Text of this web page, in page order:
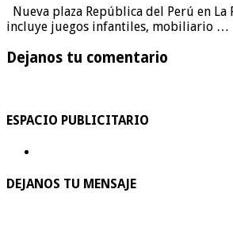
Nueva plaza República del Perú en
incluye juegos infantiles, mobiliario …
Dejanos tu comentario
ESPACIO PUBLICITARIO
DEJANOS TU MENSAJE